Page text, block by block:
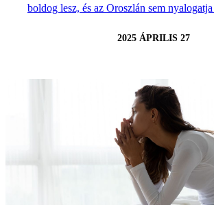
boldog lesz, és az Oroszlán sem
2025 ÁPRILIS 27